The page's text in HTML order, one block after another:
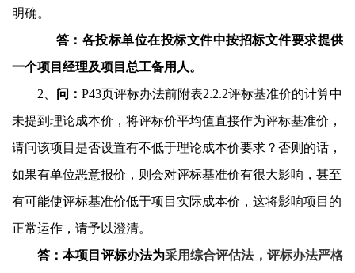
明确。
答：各投标单位在投标文件中按招标文件要求提供
一个项目经理及项目总工备用人。
2
问： P43页评标办法前附表2.2.2评标基准价的计算中
未提到理论成本价，将评标价平均值直接作为评标基准价，
请问该项目是否设置有不低于理论成本价要求？否则的话，
如果有单位恶意报价，则会对评标基准价有很大影响，甚至
有可能使评标基准价低于项目实际成本价，这将影响项目的
正常运作，请予以澄清。
答：本项目评标办法为采用综合评估法，评标办法严格